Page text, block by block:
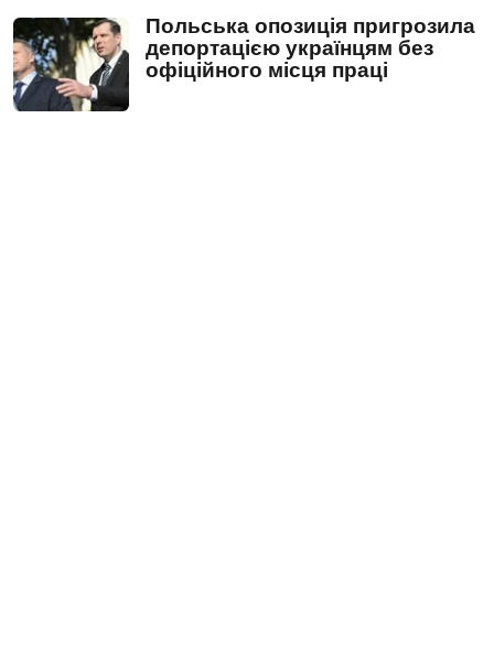
Польська опозиція пригрозила
депортацією українцям без
офіційного місця праці